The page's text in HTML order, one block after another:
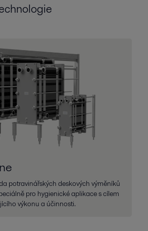
potravinářských deskových výměníků
pro hygienické aplikace s cílem
výkonu a účinnosti.